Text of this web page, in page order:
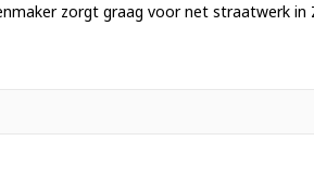
zorgt graag voor net straatwerk in